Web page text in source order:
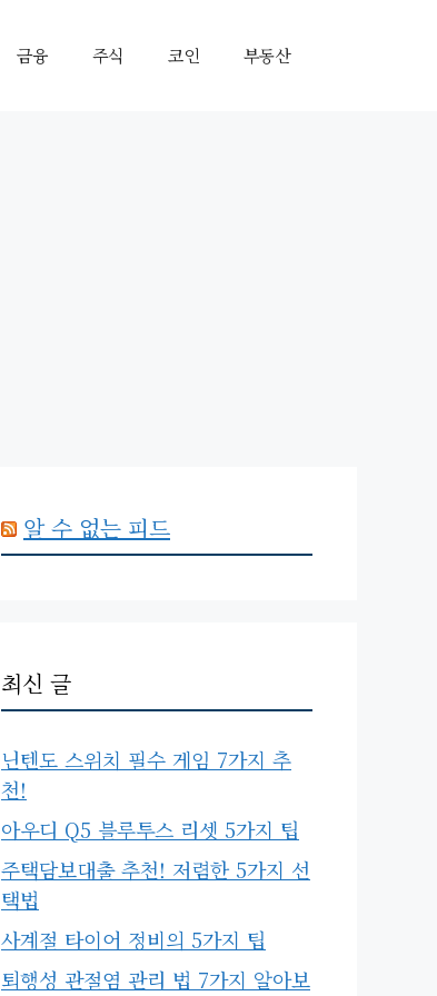
금융 주식 코인 부동산
알 수 없는 피드
최신 글
닌텐도 스위치 필수 게임 7가지 추
천!
아우디 Q5 블루투스 리셋 5가지 팁
주택담보대출 추천! 저렴한 5가지 선
택법
사계절 타이어 정비의 5가지 팁
퇴행성 관절염 관리 법 7가지 알아보